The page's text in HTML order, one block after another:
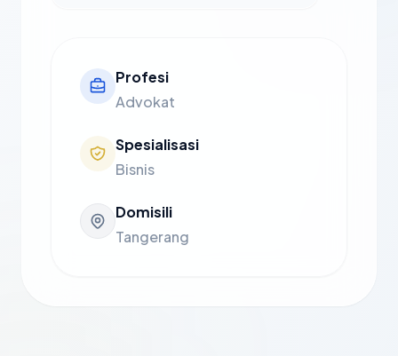
Profesi
Advokat
Spesialisasi
Bisnis
Domisili
Tangerang